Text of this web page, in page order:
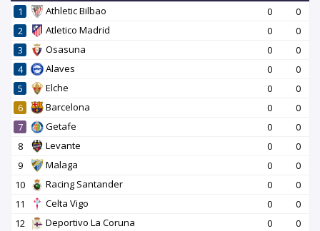
1 Athletic Bilbao 0
0
2
Atletico Madrid 0
0
3
Osasuna 0
0
4
Alaves 0
0
5
Elche 0
0
6
Barcelona 0
0
7
Getafe 0
0
8
Levante 0
0
9
Malaga 0
0
10
Racing Santander 0
0
11
Celta Vigo 0
0
12
Deportivo La Coruna 0
0